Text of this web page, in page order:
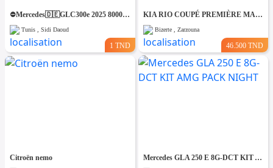
⛔️Mercedes🇩🇪GLC300e 2025 8000km 4matic⛔️ 🔁 on accepte l échange des voitures
Tunis , Sidi Daoud
1 TND
KIA RIO COUPÉ PREMIÈRE MAIN TRÈS PROPRE
Bizerte , Zarzouna
46.500 TND
Citroën nemo Mercedes GLA 250 E 8G-DCT KIT AMG PACK NIGHT